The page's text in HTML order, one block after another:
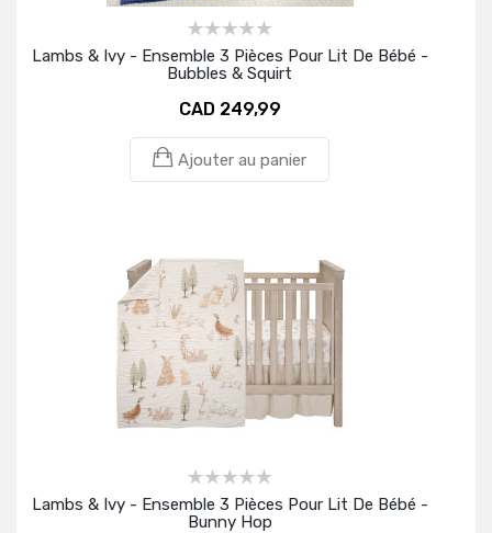
Lambs & Ivy - Ensemble 3 Pièces Pour Lit De Bébé -
Bubbles & Squirt
CAD 249,99
Ajouter au panier
Lambs & Ivy - Ensemble 3 Pièces Pour Lit De Bébé -
Bunny Hop